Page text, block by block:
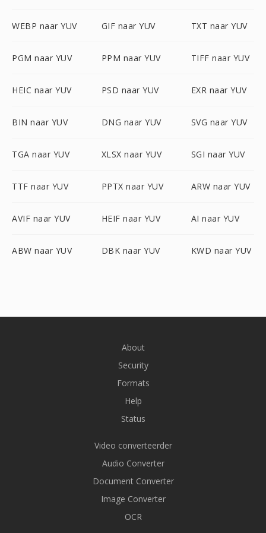
WEBP naar YUV GIF naar YUV TXT naar YUV
PGM naar YUV PPM naar YUV TIFF naar YUV
HEIC naar YUV PSD naar YUV EXR naar YUV
BIN naar YUV DNG naar YUV SVG naar YUV
TGA naar YUV XLSX naar YUV SGI naar YUV
TTF naar YUV PPTX naar YUV ARW naar YUV
AVIF naar YUV HEIF naar YUV AI naar YUV
ABW naar YUV DBK naar YUV KWD naar YUV
About
Security
Formats
Help
Status
Video converteerder
Audio Converter
Document Converter
Image Converter
OCR